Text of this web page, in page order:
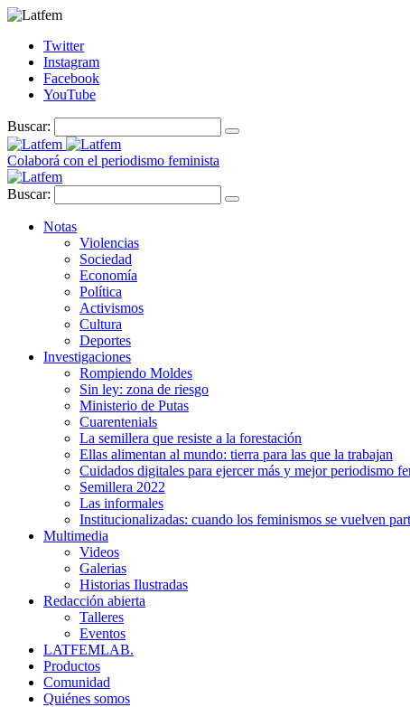
Twitter
Instagram
Facebook
YouTube
Buscar:
Colaborá con el periodismo feminista
Buscar:
Notas
Violencias
Sociedad
Economía
Política
Activismos
Cultura
Deportes
Investigaciones
Rompiendo Moldes
Sin ley: zona de riesgo
Ministerio de Putas
Cuarentenials
La semillera que resiste a la forestación
Ellas alimentan al mundo: tierra para las que la trabajan
Cuidados digitales para ejercer más y mejor periodismo
Semillera 2022
Las informales
Institucionalizadas: cuando los feminismos se vuelven
Multimedia
Videos
Galerias
Historias Ilustradas
Redacción abierta
Talleres
Eventos
LATFEMLAB.
Productos
Comunidad
Quiénes somos